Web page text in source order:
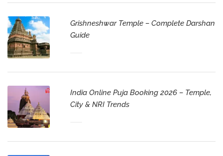
Grishneshwar Temple – Complete Darshan
Guide
India Online Puja Booking 2026 – Temple,
City & NRI Trends